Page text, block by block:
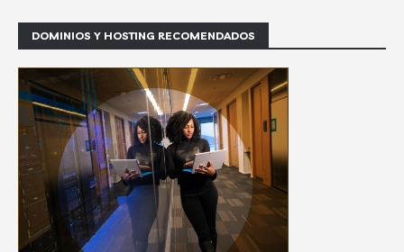
DOMINIOS Y HOSTING RECOMENDADOS